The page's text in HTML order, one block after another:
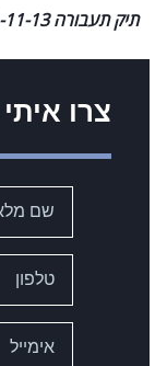
תיק תעבורה 541-11-13 בית המשפט לתעבורה מרכז.
צרו